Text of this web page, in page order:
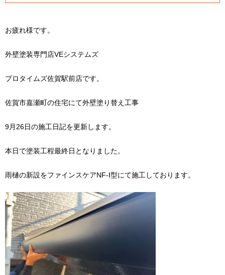
お疲れ様です。
外壁塗装専門店VEシステムズ
プロタイムズ佐賀駅前店です。
佐賀市嘉瀬町の住宅にて外壁塗り替え工事
9月26日の施工日記を更新します。
本日で塗装工程最終日となりました。
雨樋の新設をファインスケアNF-Ⅰ型にて施工しております。